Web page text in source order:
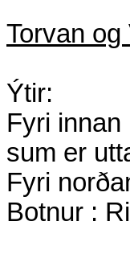
Torvan og
Ýtir:
Fyri innan
sum er
Fyri
Botnur :